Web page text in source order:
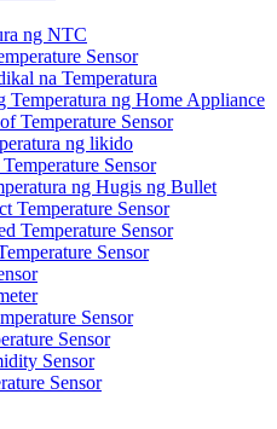
ng NTC
Sensor
na Temperatura
Temperatura ng Home Appliance
Temperature Sensor
ng likido
Sensor
ng Hugis ng Bullet
Temperature Sensor
Temperature Sensor
Sensor
Sensor
Sensor
Sensor
Sensor